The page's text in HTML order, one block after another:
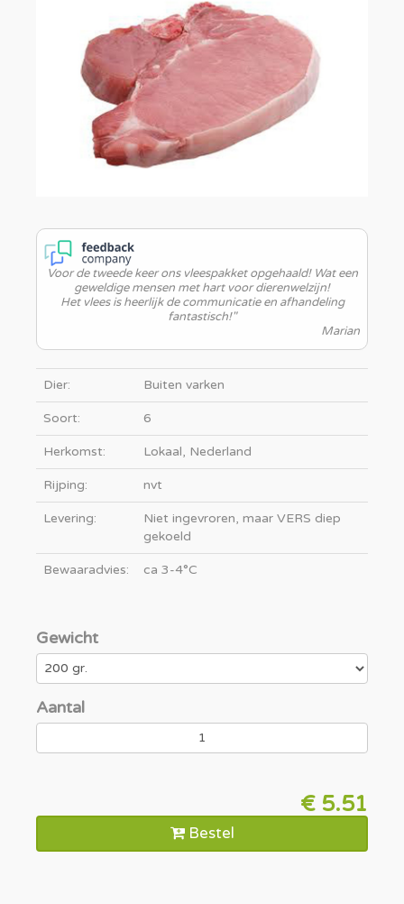
Voor de tweede keer ons vleespakket opgehaald! Wat een
geweldige mensen met hart voor dierenwelzijn!
Het vlees is heerlijk de communicatie en afhandeling
fantastisch!"
Marian
Dier: Buiten varken
Soort: 6
Herkomst: Lokaal, Nederland
Rijping: nvt
Levering:
Niet ingevroren, maar VERS diep
gekoeld
Bewaaradvies: ca 3-4°C
Gewicht
Aantal
€ 5.51
Bestel